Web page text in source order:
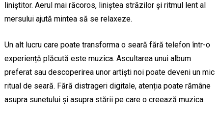
liniștitor. Aerul mai răcoros, liniștea străzilor și ritmul lent al
mersului ajută mintea să se relaxeze.
Un alt lucru care poate transforma o seară fără telefon într-o
experiență plăcută este muzica. Ascultarea unui album
preferat sau descoperirea unor artiști noi poate deveni un mic
ritual de seară. Fără distrageri digitale, atenția poate rămâne
asupra sunetului și asupra stării pe care o creează muzica.